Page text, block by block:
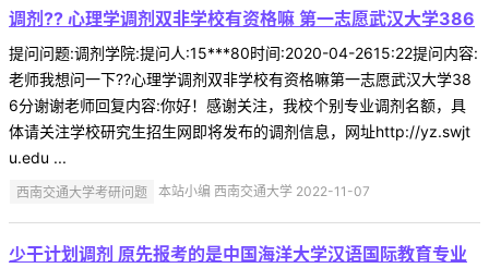
调剂?? 心理学调剂双非学校有资格嘛 第一志愿武汉大学386
提问问题:调剂学院:提问人:15***80时间:2020-04-2615:22提问内容:
老师我想问一下??心理学调剂双非学校有资格嘛第一志愿武汉大学38
6分谢谢老师回复内容:你好！感谢关注，我校个别专业调剂名额，具
体请关注学校研究生招生网即将发布的调剂信息，网址http://yz.swjt
u.edu ...
西南交通大学考研问题 本站小编 西南交通大学 2022-11-07
少干计划调剂 原先报考的是中国海洋大学汉语国际教育专业